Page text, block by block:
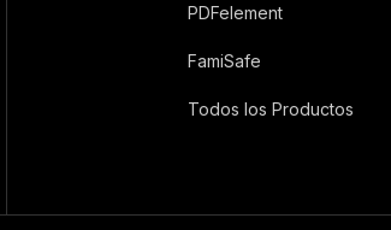
PDFelement
FamiSafe
Todos los Productos